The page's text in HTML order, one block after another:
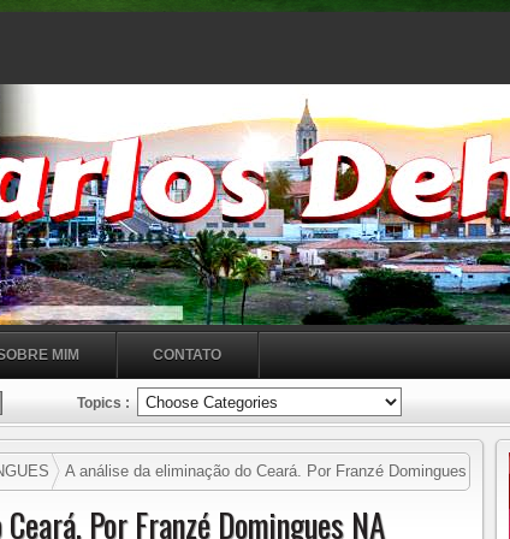
MIM CONTATO
Topics :
A análise da eliminação do Ceará. Por Franzé Domingues
Por Franzé Domingues NA